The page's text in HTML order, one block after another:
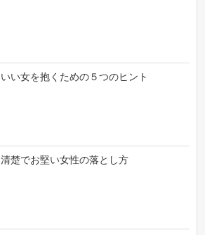
いい女を抱くための５つのヒント
清楚でお堅い女性の落とし方